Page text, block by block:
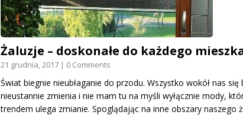
Żaluzje – doskonałe do każdego
21 grudnia, 2017 | 0 Comments
Świat biegnie nieubłaganie do przodu. Wszystko wokół nas się
nieustannie zmienia i nie mam tu na myśli wyłącznie mody,
trendem ulega zmianie. Spoglądając na inne obszary naszego